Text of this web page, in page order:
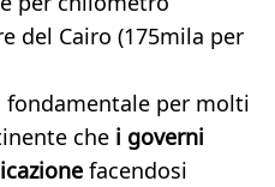
del Cairo (175mila per
fondamentale per molti
che i governi
facendosi